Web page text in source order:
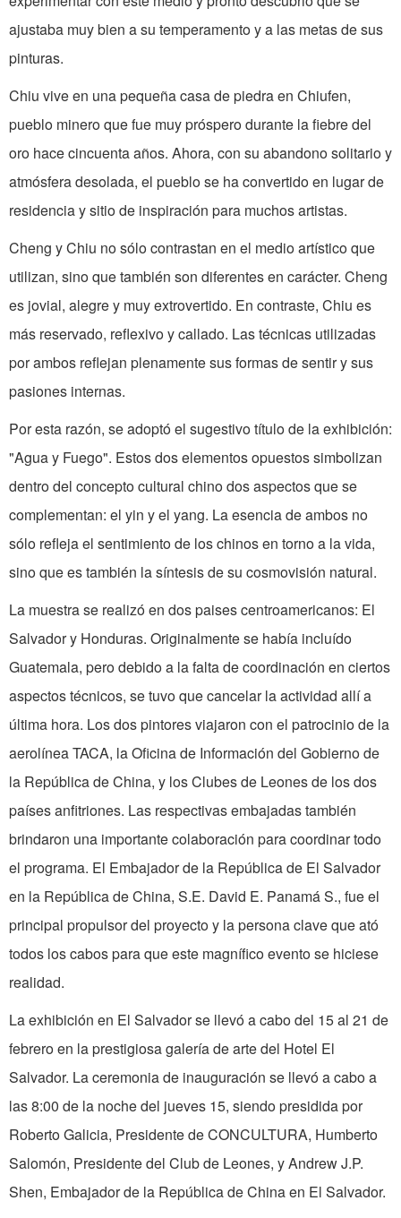
ajustaba muy bien a su temperamento y a las metas de sus
pinturas.
Chiu vive en una pequeña casa de piedra en Chiufen,
pueblo minero que fue muy próspero durante la fiebre del
oro hace cincuenta años. Ahora, con su aban­dono solitario y
atmósfera desolada, el pue­blo se ha convertido en lugar de
residencia y sitio de inspiración para muchos artistas.
Cheng y Chiu no sólo contrastan en el medio artístico que
utilizan, sino que también son diferentes en carácter. Cheng
es jovial, alegre y muy extrovertido. En contraste, Chiu es
más reservado, reflexivo y callado. Las técnicas utilizadas
por ambos reflejan plenamente sus formas de sentir y sus
pasiones internas.
Por esta razón, se adoptó el sugestivo título de la exhibición:
"Agua y Fuego". Estos dos elementos opuestos simbolizan
dentro del concepto cultural chino dos aspectos que se
complementan: el yin y el yang. La esencia de ambos no
sólo refleja el sentimiento de los chinos en torno a la vida,
sino que es también la síntesis de su cosmovisión natural.
La muestra se realizó en dos paises centroamericanos: El
Salvador y Honduras. Originalmente se había incluído
Guate­mala, pero debido a la falta de coordinación en ciertos
aspectos técnicos, se tuvo que cancelar la actividad allí a
última hora. Los dos pintores viajaron con el patrocinio de la
aerolínea TACA, la Oficina de Infor­mación del Gobierno de
la República de China, y los Clubes de Leones de los dos
países anfitriones. Las respectivas emba­jadas también
brindaron una importante colaboración para coordinar todo
el programa. El Embajador de la República de El Salvador
en la República de China, S.E. David E. Panamá S., fue el
principal propulsor del proyecto y la persona clave que ató
todos los cabos para que este magnífico evento se hiciese
realidad.
La exhibición en El Salvador se llevó a cabo del 15 al 21 de
febrero en la presti­giosa galería de arte del Hotel El
Salvador. La ceremonia de inauguración se llevó a cabo a
las 8:00 de la noche del jueves 15, siendo presidida por
Roberto Galicia, Presidente de CONCULTURA, Humberto
Salomón, Presidente del Club de Leones, y Andrew J.P.
Shen, Embajador de la República de China en El Salvador.